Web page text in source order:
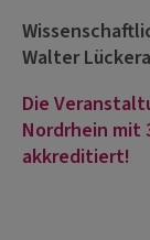
Walter
Die
Nordrhein mit
akkreditiert!